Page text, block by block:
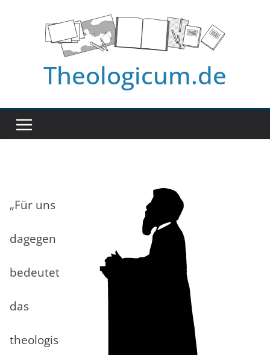
Theologicum.de
„Für uns
dagegen
bedeutet
das
theologis